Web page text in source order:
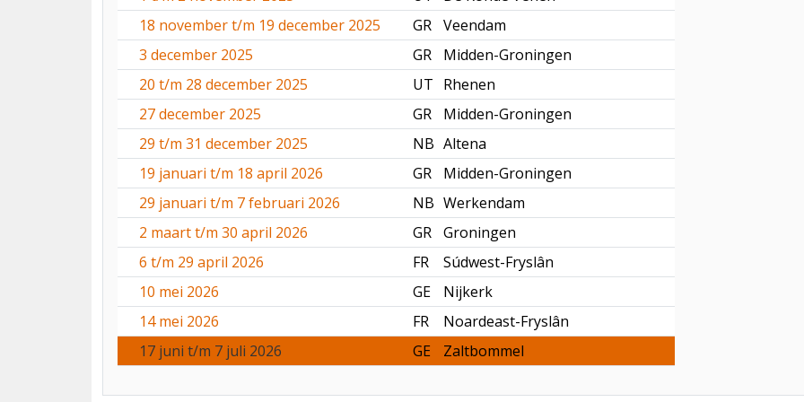
18 november t/m 19 december 2025
GR Veendam
3 december 2025
GR
Midden-Groningen
20 t/m 28 december 2025
UT Rhenen
27 december 2025
GR
Midden-Groningen
29 t/m 31 december 2025
NB Altena
19 januari t/m 18 april 2026
GR
Midden-Groningen
29 januari t/m 7 februari 2026
NB Werkendam
2 maart t/m 30 april 2026
GR Groningen
6 t/m 29 april 2026
FR
Súdwest-Fryslân
10 mei 2026
GE
Nijkerk
14 mei 2026
FR
Noardeast-Fryslân
17 juni t/m 7 juli 2026
GE Zaltbommel